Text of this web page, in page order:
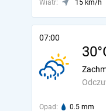
Wiatr:
15 km/h
07:00
Opad: 0.5 mm